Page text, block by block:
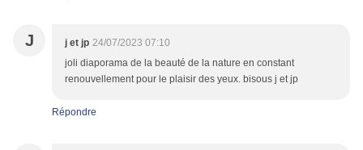
J j et jp 24/07/2023 07:10
joli diaporama de la beauté de la nature en constant
renouvellement pour le plaisir des yeux. bisous j et jp
Répondre